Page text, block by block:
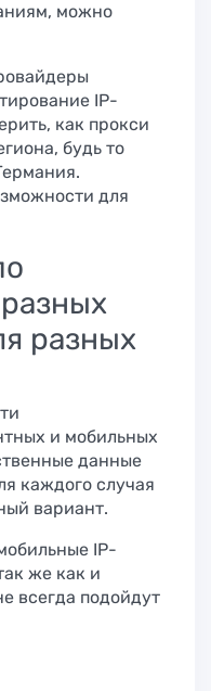
можно
IP-
как прокси
будь то
для
разных
и мобильных
данные
каждого случая
вариант.
IP-
же как и
всегда подойдут